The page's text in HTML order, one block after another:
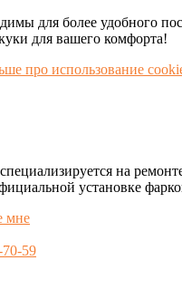
для более удобного
для вашего комфорта!
про использование
на
установке
мне
59